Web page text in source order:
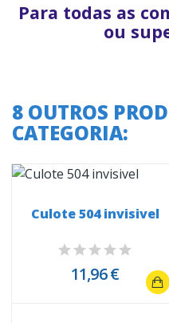
Para todas as
ou
8 OUTROS
CATEGORIA:
Culote 504 invisivel
11,96 €